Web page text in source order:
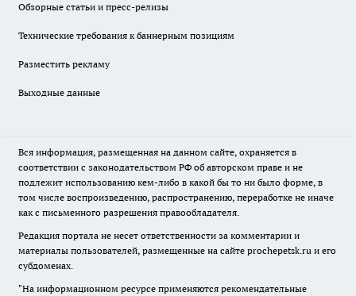
Обзорные статьи и пресс-релизы
Технические требования к баннерным позициям
Разместить рекламу
Выходные данные
Вся информация, размещенная на данном сайте, охраняется в
соответствии с законодательством РФ об авторском праве и не
подлежит использованию кем-либо в какой бы то ни было форме, в
том числе воспроизведению, распространению, переработке не иначе
как с письменного разрешения правообладателя.
Редакция портала не несет ответственности за комментарии и
материалы пользователей, размещенные на сайте prochepetsk.ru и его
субдоменах.
"На информационном ресурсе применяются рекомендательные